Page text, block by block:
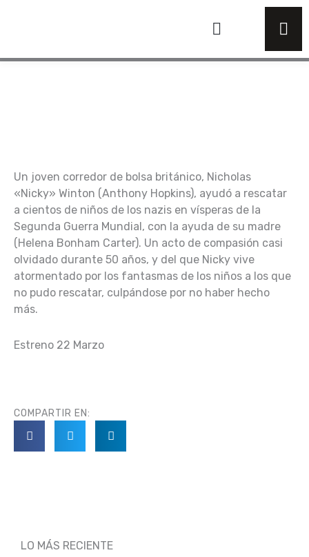
Un joven corredor de bolsa británico, Nicholas
«Nicky» Winton (Anthony Hopkins), ayudó a rescatar
a cientos de niños de los nazis en vísperas de la
Segunda Guerra Mundial, con la ayuda de su madre
(Helena Bonham Carter). Un acto de compasión casi
olvidado durante 50 años, y del que Nicky vive
atormentado por los fantasmas de los niños a los que
no pudo rescatar, culpándose por no haber hecho
más.
Estreno 22 Marzo
COMPARTIR EN:
LO MÁS RECIENTE